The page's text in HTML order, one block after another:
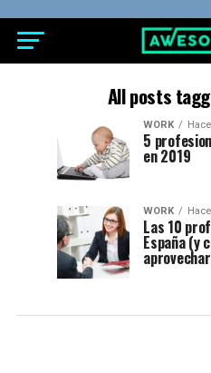
All posts
WORK
5
en 2019
WORK
Las 10
España (y